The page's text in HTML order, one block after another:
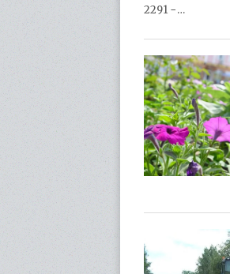
2291 −…